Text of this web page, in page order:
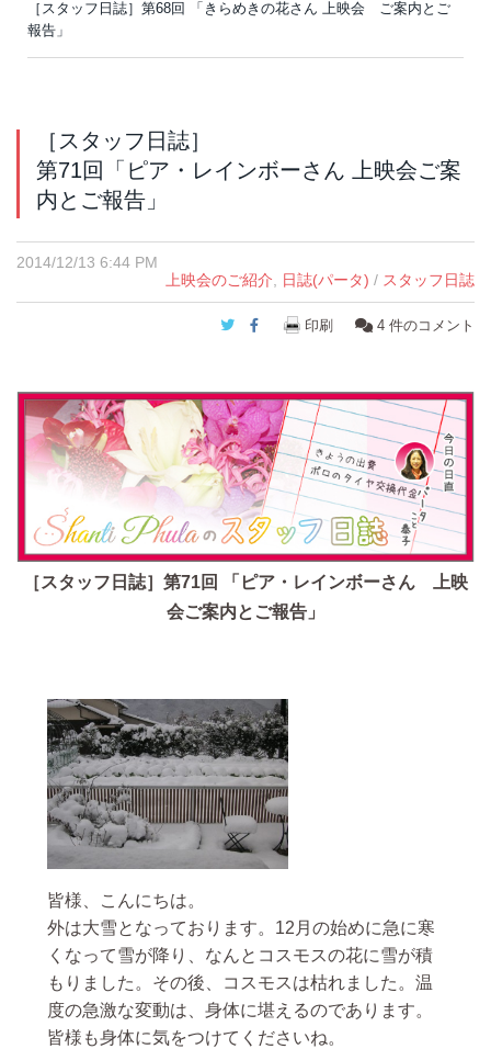
［スタッフ日誌］第68回 「きらめきの花さん 上映会 ご案内とご
報告」
［スタッフ日誌］
第71回「ピア・レインボーさん 上映会ご案
内とご報告」
2014/12/13 6:44 PM
上映会のご紹介
日誌(パータ) / スタッフ日誌
Twitter
Facebook
印刷 4 件のコメント
［スタッフ日誌］第71回 「ピア・レインボーさん 上映
会ご案内とご報告」
皆様、こんにちは。
外は大雪となっております。12月の始めに急に寒
くなって雪が降り、なんとコスモスの花に雪が積
もりました。その後、コスモスは枯れました。温
度の急激な変動は、身体に堪えるのであります。
皆様も身体に気をつけてくださいね。